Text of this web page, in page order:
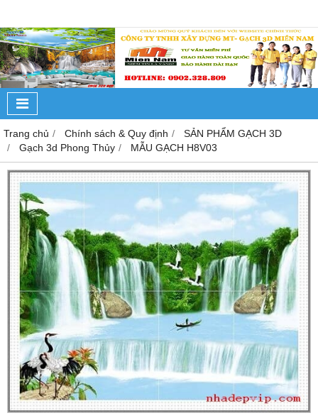
Trang chủ Chính sách & Quy định
SẢN PHẨM GẠCH 3D
Gạch 3d Phong Thủy
MẪU GẠCH H8V03